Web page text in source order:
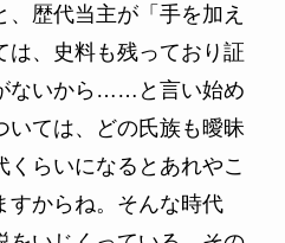
歴代当主が「手を加え
は、史料も残っており証
ないから……と言い始め
いては、どの氏族も曖昧
らいになるとあれやこ
すからね。そんな時代